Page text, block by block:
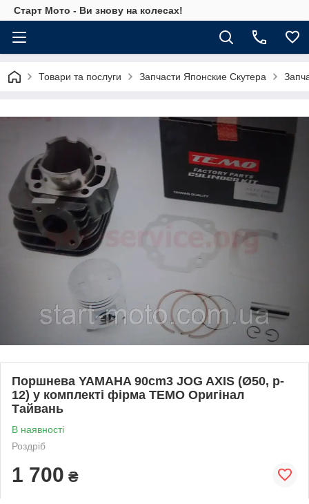
Старт Мото - Ви знову на колесах!
Товари та послуги Запчасти Японские Скутера
Поршнева YAMAHA 90cm3 JOG AXIS (Ø50, p-
12) у комплекті фірма TEMO Оригінал
Тайвань
В наявності
Роздріб
1 700 ₴